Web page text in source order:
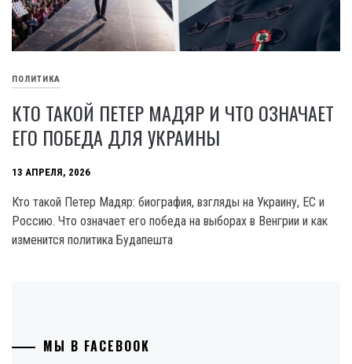
ПОЛИТИКА
КТО ТАКОЙ ПЕТЕР МАДЯР И ЧТО ОЗНАЧАЕТ
ЕГО ПОБЕДА ДЛЯ УКРАИНЫ
13 АПРЕЛЯ, 2026
Кто такой Петер Мадяр: биография, взгляды на Украину, ЕС и
Россию. Что означает его победа на выборах в Венгрии и как
изменится политика Будапешта
МЫ В FACEBOOK